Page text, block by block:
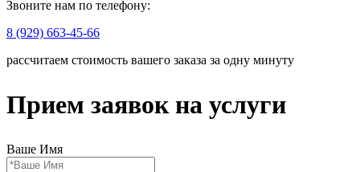
Звоните нам по телефону:
8 (929) 663-45-66
рассчитаем стоимость вашего заказа за одну минуту
Прием заявок на услуги
Ваше Имя